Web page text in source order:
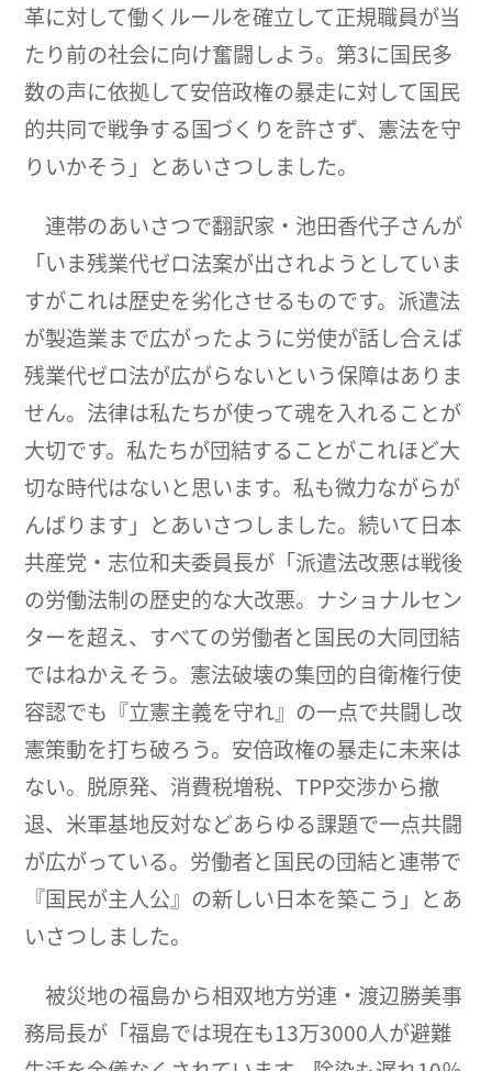
革に対して働くルールを確立して正規職員が当
たり前の社会に向け奮闘しよう。第3に国民多
数の声に依拠して安倍政権の暴走に対して国民
的共同で戦争する国づくりを許さず、憲法を守
りいかそう」とあいさつしました。
連帯のあいさつで翻訳家・池田香代子さんが
「いま残業代ゼロ法案が出されようとしていま
すがこれは歴史を劣化させるものです。派遣法
が製造業まで広がったように労使が話し合えば
残業代ゼロ法が広がらないという保障はありま
せん。法律は私たちが使って魂を入れることが
大切です。私たちが団結することがこれほど大
切な時代はないと思います。私も微力ながらが
んばります」とあいさつしました。続いて日本
共産党・志位和夫委員長が「派遣法改悪は戦後
の労働法制の歴史的な大改悪。ナショナルセン
ターを超え、すべての労働者と国民の大同団結
ではねかえそう。憲法破壊の集団的自衛権行使
容認でも『立憲主義を守れ』の一点で共闘し改
憲策動を打ち破ろう。安倍政権の暴走に未来は
ない。脱原発、消費税増税、TPP交渉から撤
退、米軍基地反対などあらゆる課題で一点共闘
が広がっている。労働者と国民の団結と連帯で
『国民が主人公』の新しい日本を築こう」とあ
いさつしました。
被災地の福島から相双地方労連・渡辺勝美事
務局長が「福島では現在も13万3000人が避難